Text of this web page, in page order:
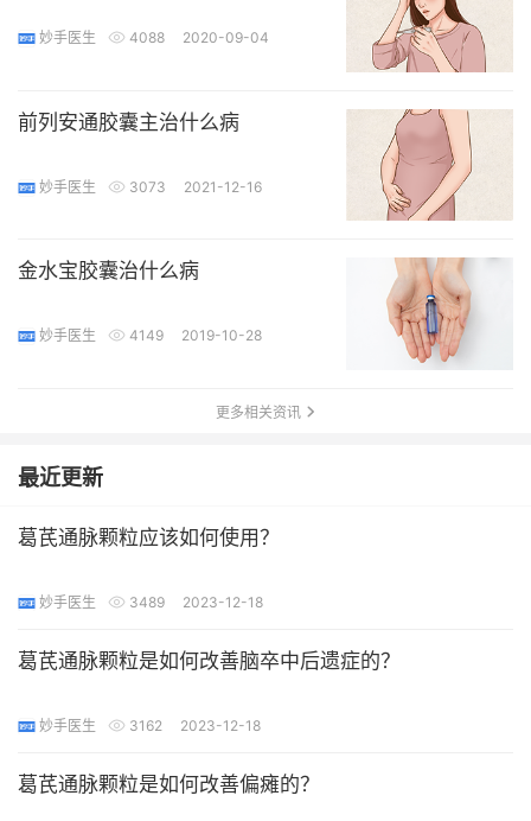
妙手医生 4088 2020-09-04
前列安通胶囊主治什么病
妙手医生 3073 2021-12-16
金水宝胶囊治什么病
妙手医生 4149 2019-10-28
更多相关资讯
最近更新
葛芪通脉颗粒应该如何使用？
妙手医生 3489 2023-12-18
葛芪通脉颗粒是如何改善脑卒中后遗症的？
妙手医生 3162 2023-12-18
葛芪通脉颗粒是如何改善偏瘫的？